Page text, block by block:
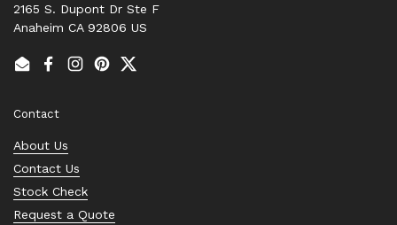
2165 S. Dupont Dr Ste F
Anaheim CA 92806 US
EmailFacebook
Instagram
PinterestTwitter
Contact
About Us
Contact Us
Stock Check
Request a Quote